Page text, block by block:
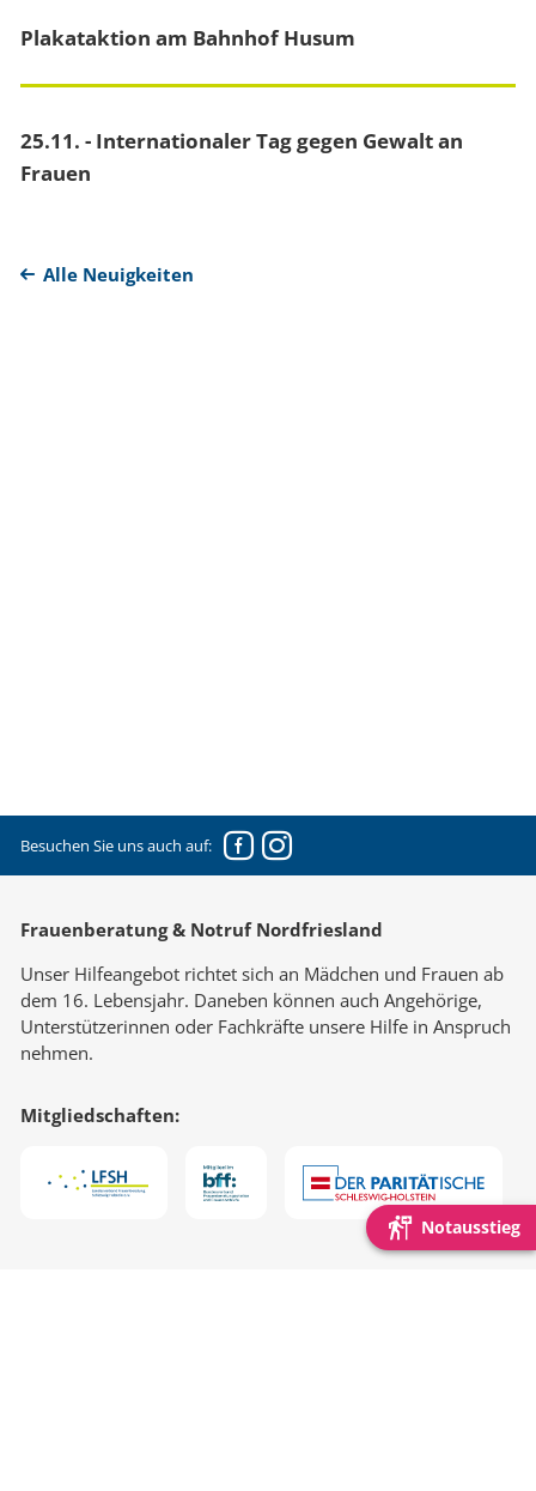
Plakataktion am Bahnhof Husum
25.11. - Internationaler Tag gegen Gewalt an
Frauen
Alle Neuigkeiten
Besuchen Sie uns auch auf: FacebookInstagram
Frauenberatung & Notruf Nordfriesland
Unser Hilfeangebot richtet sich an Mädchen und Frauen ab
dem 16. Lebensjahr. Daneben können auch Angehörige,
Unterstützerinnen oder Fachkräfte unsere Hilfe in Anspruch
nehmen.
Mitgliedschaften:
Notausstieg